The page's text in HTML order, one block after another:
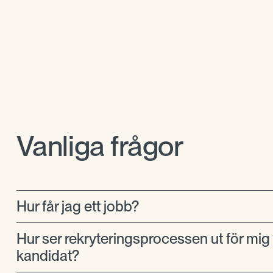
Vanliga frågor
Hur får jag ett jobb?
Hur ser rekryteringsprocessen ut för
kandidat?